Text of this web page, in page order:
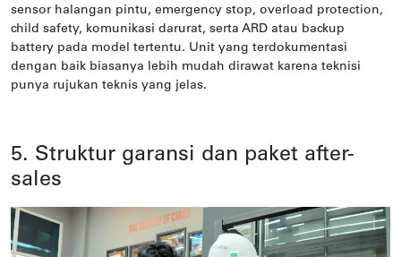
sensor halangan pintu, emergency stop, overload protection,
child safety, komunikasi darurat, serta ARD atau backup
battery pada model tertentu. Unit yang terdokumentasi
dengan baik biasanya lebih mudah dirawat karena teknisi
punya rujukan teknis yang jelas.
5. Struktur garansi dan paket after-
sales